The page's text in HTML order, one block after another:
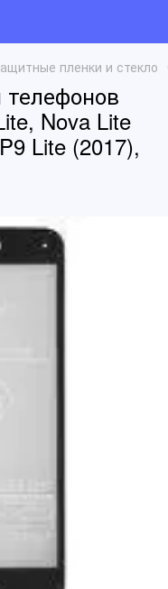
пленки и стекло
Nova Lite
Lite (2017),